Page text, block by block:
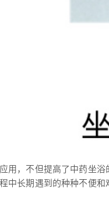
用，不但提高了中药坐
中长期遇到的种种不便